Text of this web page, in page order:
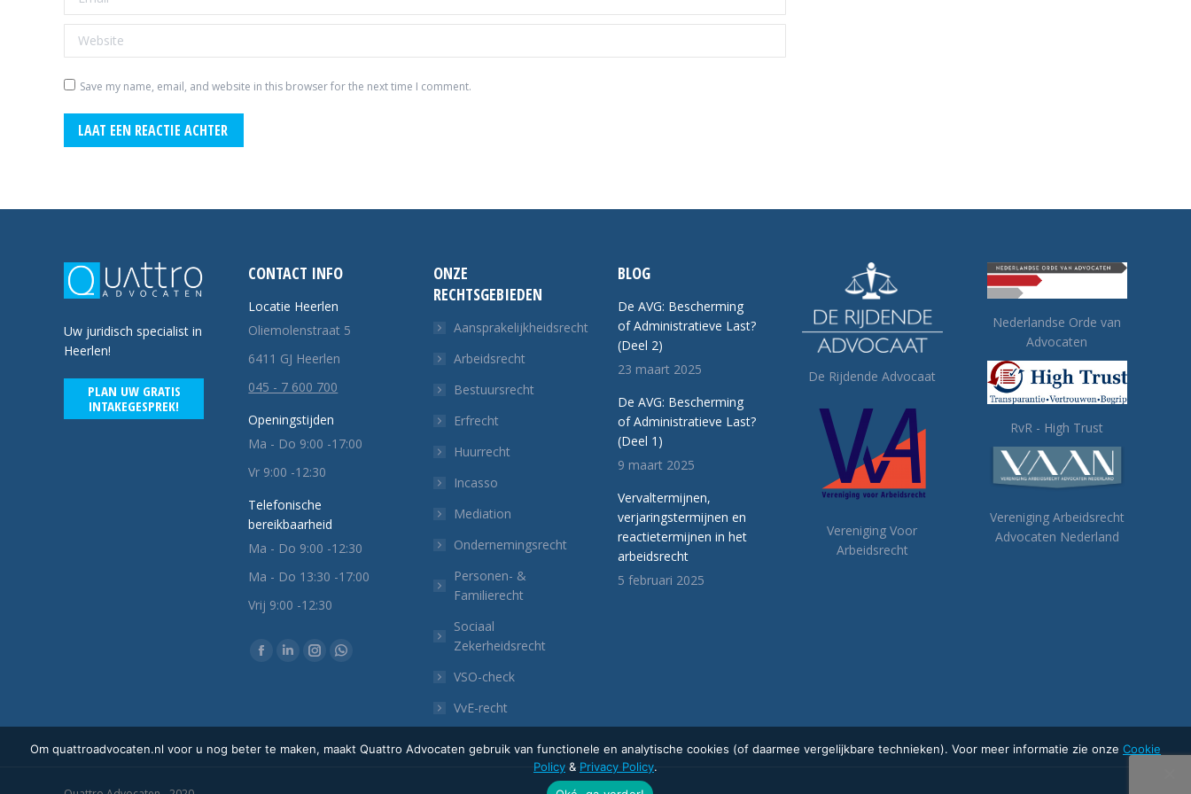
Website
Save my name, email, and website in this browser for the next time I comment.
LAAT EEN REACTIE ACHTER
Uw juridisch specialist in
Heerlen!
PLAN UW GRATIS
INTAKEGESPREK!
CONTACT INFO
Locatie Heerlen
Oliemolenstraat 5
6411 GJ Heerlen
045 - 7 600 700
Openingstijden
Ma - Do 9:00 -17:00
Vr 9:00 -12:30
Telefonische
bereikbaarheid
Ma - Do 9:00 -12:30
Ma - Do 13:30 -17:00
Vrij 9:00 -12:30
Vind ons op:
Facebook
in
een
Linkedin
in
een
Instagram
in
een
Whatsapp
in
een
ONZE
RECHTSGEBIEDEN
Aansprakelijkheidsrecht
Arbeidsrecht
Bestuursrecht
Erfrecht
Huurrecht
Incasso
Mediation
Ondernemingsrecht
Personen- &
Familierecht
Sociaal
Zekerheidsrecht
VSO-check
VvE-recht
BLOG
De AVG: Bescherming
of Administratieve Last?
(Deel 2)
23 maart 2025
De AVG: Bescherming
of Administratieve Last?
(Deel 1)
9 maart 2025
Vervaltermijnen,
verjaringstermijnen en
reactietermijnen in het
arbeidsrecht
5 februari 2025
De Rijdende Advocaat
Vereniging Voor
Arbeidsrecht
Nederlandse Orde van
Advocaten
RvR - High Trust
Vereniging Arbeidsrecht
Advocaten Nederland
Om quattroadvocaten.nl voor u nog beter te maken, maakt Quattro Advocaten gebruik van functionele en analytische cookies (of daarmee vergelijkbare technieken). Voor meer informatie zie onze Cookie
Policy & Privacy Policy.